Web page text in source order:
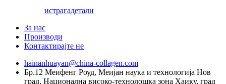
истрагадетали
За нас
Производи
Контактирајте не
hainanhuayan@china-collagen.com
Бр.12 Меифенг Роуд, Меијан наука и технологија Нов
град, Национална високо-технолошка зона Хаику, град